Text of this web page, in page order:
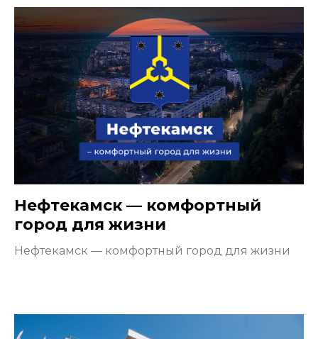
Нефтекамск — комфортный
город для жизни
Нефтекамск — комфортный город для жизни